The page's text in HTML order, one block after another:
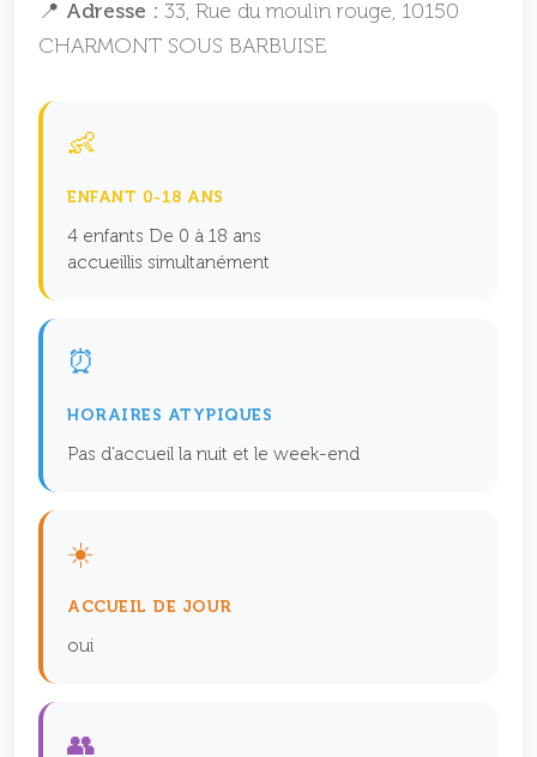
📍 Adresse : 33, Rue du moulin rouge, 10150
CHARMONT SOUS BARBUISE
👶
ENFANT 0-18 ANS
4 enfants De 0 à 18 ans
accueillis simultanément
⏰
HORAIRES ATYPIQUES
Pas d'accueil la nuit et le week-end
☀️
ACCUEIL DE JOUR
oui
👥